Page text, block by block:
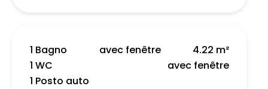
1 Bagno avec fenêtre
4.22 m²
1 WC
avec fenêtre
1 Posto auto